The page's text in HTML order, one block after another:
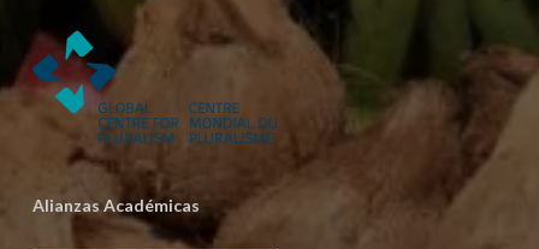
Alianzas Académicas